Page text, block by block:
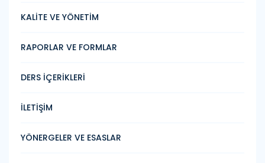
KALİTE VE YÖNETİM
RAPORLAR VE FORMLAR
DERS İÇERİKLERİ
İLETİŞİM
YÖNERGELER VE ESASLAR